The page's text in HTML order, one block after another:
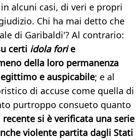
alcuni casi, di veri e propri
Chi ha mai detto che
di Garibaldi'? Al contrario:
certi idola forie
della loro permanenza
e auspicabile; e al
di accuse come quella di
purtroppo consueto quanto
si è verificata una serie
violente partita dagli Stati